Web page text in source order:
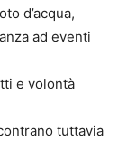
d’acqua,
ad eventi
e volontà
tuttavia